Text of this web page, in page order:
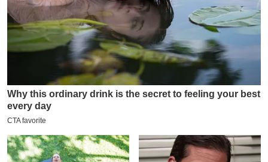
P
L
2
6
क्रा
इ
म